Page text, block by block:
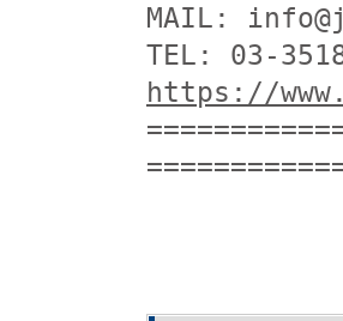
MAIL:
https://